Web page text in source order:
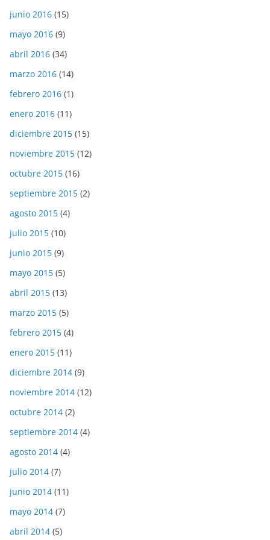
junio 2016 (15)
mayo 2016 (9)
abril 2016 (34)
marzo 2016 (14)
febrero 2016 (1)
enero 2016 (11)
diciembre 2015 (15)
noviembre 2015 (12)
octubre 2015 (16)
septiembre 2015 (2)
agosto 2015 (4)
julio 2015 (10)
junio 2015 (9)
mayo 2015 (5)
abril 2015 (13)
marzo 2015 (5)
febrero 2015 (4)
enero 2015 (11)
diciembre 2014 (9)
noviembre 2014 (12)
octubre 2014 (2)
septiembre 2014 (4)
agosto 2014 (4)
julio 2014 (7)
junio 2014 (11)
mayo 2014 (7)
abril 2014 (5)